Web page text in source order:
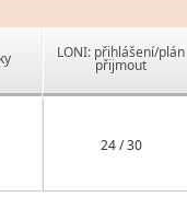
LONI: přihlášení/plán
přijmout
24 / 30